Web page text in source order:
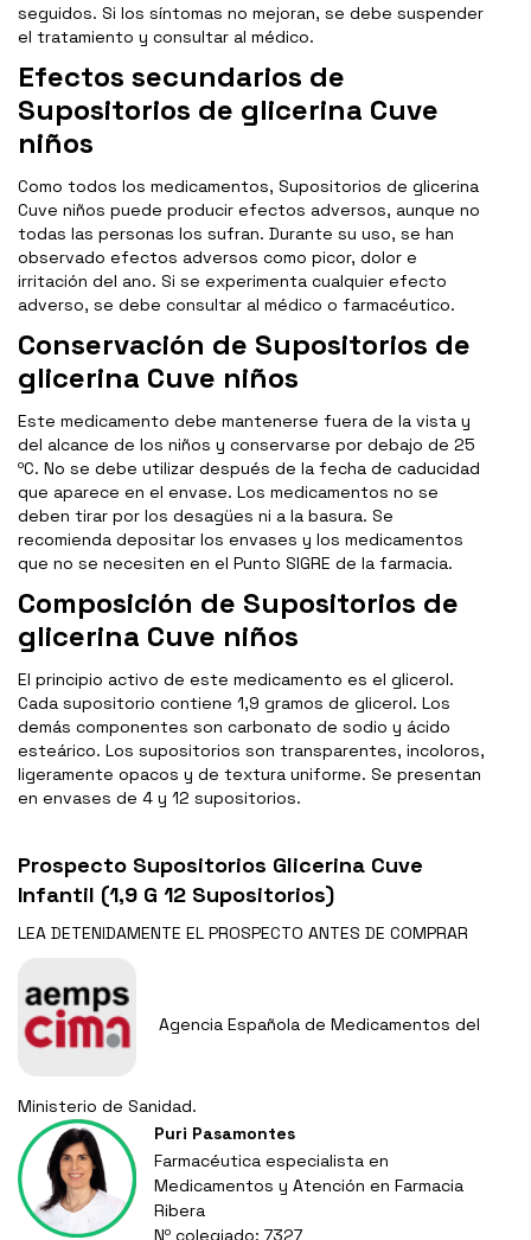
seguidos. Si los síntomas no mejoran, se debe suspender
el tratamiento y consultar al médico.
Efectos secundarios de
Supositorios de glicerina Cuve
niños
Como todos los medicamentos, Supositorios de glicerina
Cuve niños puede producir efectos adversos, aunque no
todas las personas los sufran. Durante su uso, se han
observado efectos adversos como picor, dolor e
irritación del ano. Si se experimenta cualquier efecto
adverso, se debe consultar al médico o farmacéutico.
Conservación de Supositorios de
glicerina Cuve niños
Este medicamento debe mantenerse fuera de la vista y
del alcance de los niños y conservarse por debajo de 25
ºC. No se debe utilizar después de la fecha de caducidad
que aparece en el envase. Los medicamentos no se
deben tirar por los desagües ni a la basura. Se
recomienda depositar los envases y los medicamentos
que no se necesiten en el Punto SIGRE de la farmacia.
Composición de Supositorios de
glicerina Cuve niños
El principio activo de este medicamento es el glicerol.
Cada supositorio contiene 1,9 gramos de glicerol. Los
demás componentes son carbonato de sodio y ácido
esteárico. Los supositorios son transparentes, incoloros,
ligeramente opacos y de textura uniforme. Se presentan
en envases de 4 y 12 supositorios.
Prospecto Supositorios Glicerina Cuve
Infantil (1,9 G 12 Supositorios)
LEA DETENIDAMENTE EL PROSPECTO ANTES DE COMPRAR
Agencia Española de Medicamentos del
Ministerio de Sanidad.
Puri Pasamontes
Farmacéutica especialista en
Medicamentos y Atención en Farmacia
Ribera
Nº colegiado: 7327